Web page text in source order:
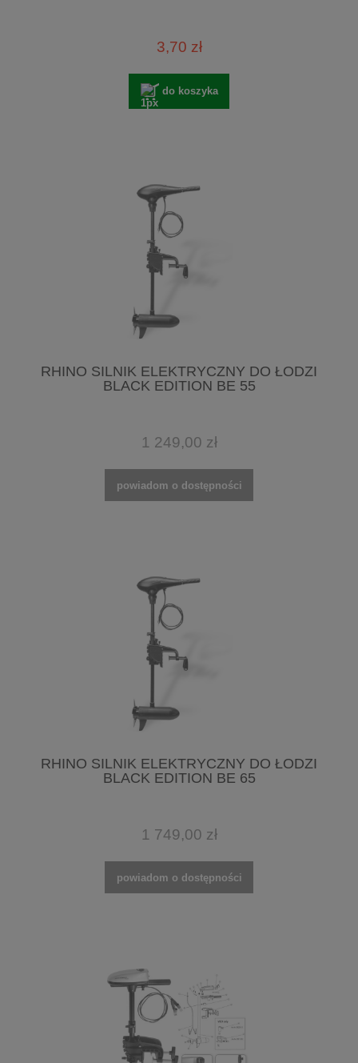
3,70 zł
do koszyka
RHINO SILNIK ELEKTRYCZNY DO ŁODZI
BLACK EDITION BE 55
1 249,00 zł
powiadom o dostępności
RHINO SILNIK ELEKTRYCZNY DO ŁODZI
BLACK EDITION BE 65
1 749,00 zł
powiadom o dostępności